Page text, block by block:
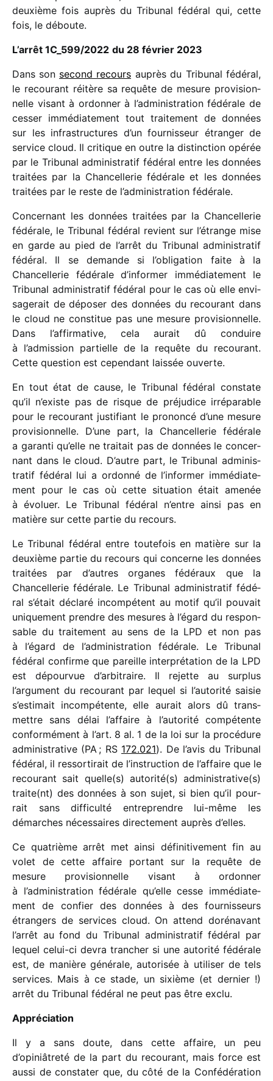
deuxième fois auprès du Tribunal fédé­ral qui, cette
fois, le déboute.
L’arrêt 1C_​599/​2022 du 28 février 2023
Dans son second recours auprès du Tribunal fédé­ral,
le recou­rant réitère sa requête de mesure provi­sion­
nelle visant à ordon­ner à l’administration fédé­rale de
cesser immé­dia­te­ment tout trai­te­ment de données
sur les infra­struc­tures d’un four­nis­seur étran­ger de
service cloud. Il critique en outre la distinc­tion opérée
par le Tribunal admi­nis­tra­tif fédé­ral entre les données
trai­tées par la Chancellerie fédé­rale et les données
trai­tées par le reste de l’administration fédérale.
Concernant les données trai­tées par la Chancellerie
fédé­rale, le Tribunal fédé­ral revient sur l’étrange mise
en garde au pied de l’arrêt du Tribunal admi­nis­tra­tif
fédé­ral. Il se demande si l’obligation faite à la
Chancellerie fédé­rale d’informer immé­dia­te­ment le
Tribunal admi­nis­tra­tif fédé­ral pour le cas où elle envi­
sa­ge­rait de dépo­ser des données du recou­rant dans
le cloud ne consti­tue pas une mesure provi­sion­nelle.
Dans l’affirmative, cela aurait dû conduire
à l’admission partielle de la requête du recou­rant.
Cette ques­tion est cepen­dant lais­sée ouverte.
En tout état de cause, le Tribunal fédé­ral constate
qu’il n’existe pas de risque de préju­dice irré­pa­rable
pour le recou­rant justi­fiant le prononcé d’une mesure
provi­sion­nelle. D’une part, la Chancellerie fédé­rale
a garanti qu’elle ne trai­tait pas de données le concer­
nant dans le cloud. D’autre part, le Tribunal admi­nis­
tra­tif fédé­ral lui a ordonné de l’informer immé­dia­te­
ment pour le cas où cette situa­tion était amenée
à évoluer. Le Tribunal fédé­ral n’entre ainsi pas en
matière sur cette partie du recours.
Le Tribunal fédé­ral entre toute­fois en matière sur la
deuxième partie du recours qui concerne les données
trai­tées par d’autres organes fédé­raux que la
Chancellerie fédé­rale. Le Tribunal admi­nis­tra­tif fédé­
ral s’était déclaré incom­pé­tent au motif qu’il pouvait
unique­ment prendre des mesures à l’égard du respon­
sable du trai­te­ment au sens de la LPD et non pas
à l’égard de l’administration fédé­rale. Le Tribunal
fédé­ral confirme que pareille inter­pré­ta­tion de la LPD
est dépour­vue d’arbitraire. Il rejette au surplus
l’argument du recou­rant par lequel si l’autorité saisie
s’estimait incom­pé­tente, elle aurait alors dû trans­
mettre sans délai l’affaire à l’autorité compé­tente
confor­mé­ment à l’art. 8 al. 1 de la loi sur la procé­dure
admi­nis­tra­tive (PA ; RS 172.021). De l’avis du Tribunal
fédé­ral, il ressor­ti­rait de l’instruction de l’affaire que le
recou­rant sait quelle(s) autorité(s) administrative(s)
traite(nt) des données à son sujet, si bien qu’il pour­
rait sans diffi­culté entre­prendre lui-même les
démarches néces­saires direc­te­ment auprès d’elles.
Ce quatrième arrêt met ainsi défi­ni­ti­ve­ment fin au
volet de cette affaire portant sur la requête de
mesure provi­sion­nelle visant à ordon­ner
à l’administration fédé­rale qu’elle cesse immé­dia­te­
ment de confier des données à des four­nis­seurs
étran­gers de services cloud. On attend doré­na­vant
l’arrêt au fond du Tribunal admi­nis­tra­tif fédé­ral par
lequel celui-ci devra tran­cher si une auto­rité fédé­rale
est, de manière géné­rale, auto­ri­sée à utili­ser de tels
services. Mais à ce stade, un sixième (et dernier !)
arrêt du Tribunal fédé­ral ne peut pas être exclu.
Appréciation
Il y a sans doute, dans cette affaire, un peu
d’opiniâtreté de la part du recou­rant, mais force est
aussi de consta­ter que, du côté de la Confédération